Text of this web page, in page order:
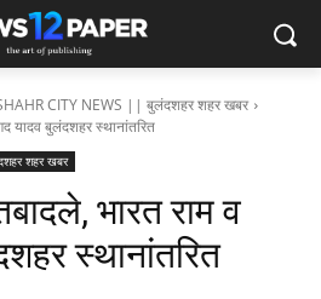
CITY NEWS || बुलंदशहर शहर खबर
यादव बुलंदशहर स्थानांतरित
शहर खबर
भारत राम व
स्थानांतरित